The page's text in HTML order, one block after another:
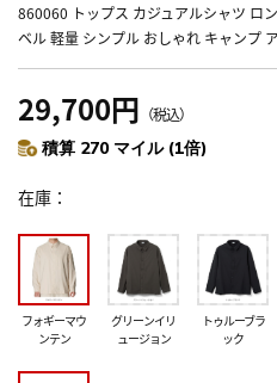
860060 トップス カジュアルシャツ ロ
ベル 軽量 シンプル おしゃれ キャンプ
29,700円 （税込）
積算 270 マイル (1倍)
在庫
フォギーマウ
ンテン
グリーンイリ
ュージョン
トゥルーブラ
ック